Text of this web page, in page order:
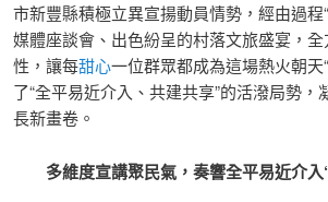
市新豐縣積極立異宣揚動員情勢，經由過
媒體座談會、出色紛呈的村落文旅盛宴，全
性，讓每甜心一位群眾都成為這場熱火朝
了“全平易近介入、共建共享”的活潑局勢
長新畫卷。
多維度宣講聚民氣，奏響全平易近介入